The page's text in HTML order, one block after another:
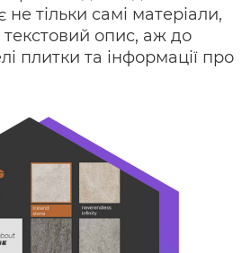
не тільки самі матеріали,
текстовий опис, аж до
плитки та інформації про